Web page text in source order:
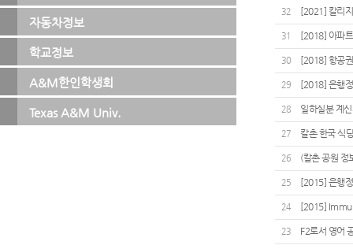
자동차정보
학교정보
A&M한인학생회
Texas A&M Univ.
32 [2021] 칼리
31 [2018] 아파
30 [2018] 항공
29 [2018] 은행
28 일하실분 계
27 칼촌 한국 식당
26 (칼촌 공원 정
25 [2015] 은행
24 [2015]
23 F2로서 영어